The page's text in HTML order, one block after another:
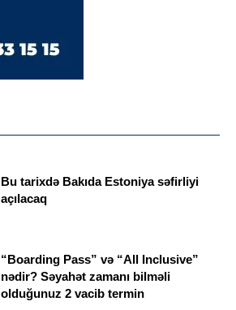
Bu tarixdə Bakıda Estoniya səfirliyi
açılacaq
“Boarding Pass” və “All Inclusive”
nədir? Səyahət zamanı bilməli
olduğunuz 2 vacib termin